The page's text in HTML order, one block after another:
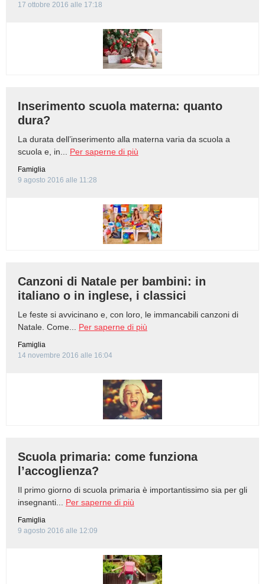
17 ottobre 2016 alle 17:18
Inserimento scuola materna: quanto
dura?
La durata dell’inserimento alla materna varia da scuola a
scuola e, in... Per saperne di più
Famiglia
9 agosto 2016 alle 11:28
Canzoni di Natale per bambini: in
italiano o in inglese, i classici
Le feste si avvicinano e, con loro, le immancabili canzoni di
Natale. Come... Per saperne di più
Famiglia
14 novembre 2016 alle 16:04
Scuola primaria: come funziona
l’accoglienza?
Il primo giorno di scuola primaria è importantissimo sia per gli
insegnanti... Per saperne di più
Famiglia
9 agosto 2016 alle 12:09